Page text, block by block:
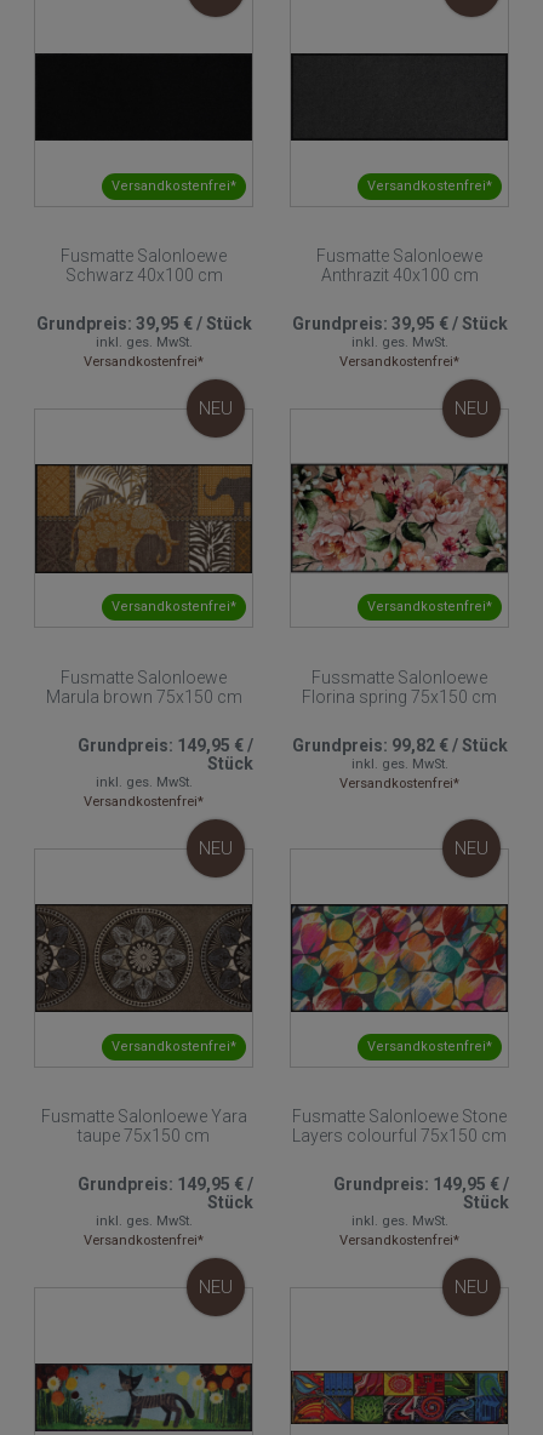
Versandkostenfrei*
Fusmatte Salonloewe
Schwarz 40x100 cm
Grundpreis: 39,95 €/Stück
inkl. ges. MwSt.
Versandkostenfrei*
Versandkostenfrei*
Fusmatte Salonloewe
Anthrazit 40x100 cm
Grundpreis: 39,95 €/Stück
inkl. ges. MwSt.
Versandkostenfrei*
Versandkostenfrei*
NEU
Fusmatte Salonloewe
Marula brown 75x150 cm
Grundpreis: 149,95 €/
Stück
inkl. ges. MwSt.
Versandkostenfrei*
Versandkostenfrei*
NEU
Fussmatte Salonloewe
Florina spring 75x150 cm
Grundpreis: 99,82 €/Stück
inkl. ges. MwSt.
Versandkostenfrei*
Versandkostenfrei*
NEU
Fusmatte Salonloewe Yara
taupe 75x150 cm
Grundpreis: 149,95 €/
Stück
inkl. ges. MwSt.
Versandkostenfrei*
Versandkostenfrei*
NEU
Fusmatte Salonloewe Stone
Layers colourful 75x150 cm
Grundpreis: 149,95 €/
Stück
inkl. ges. MwSt.
Versandkostenfrei*
NEU NEU